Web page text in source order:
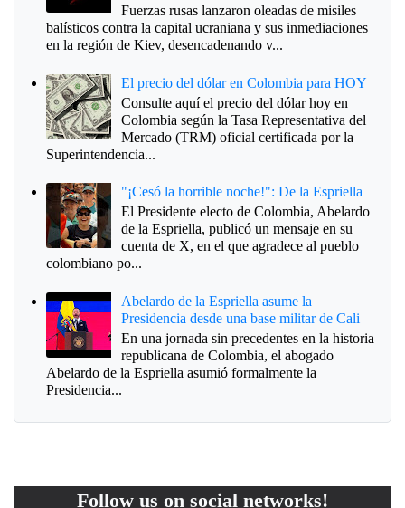
Fuerzas rusas lanzaron oleadas de misiles
balísticos contra la capital ucraniana y sus inmediaciones
en la región de Kiev, desencadenando v...
El precio del dólar en Colombia para HOY
Consulte aquí el precio del dólar hoy en
Colombia según la Tasa Representativa del
Mercado (TRM) oficial certificada por la
Superintendencia...
"¡Cesó la horrible noche!": De la Espriella
El Presidente electo de Colombia, Abelardo
de la Espriella, publicó un mensaje en su
cuenta de X, en el que agradece al pueblo
colombiano po...
Abelardo de la Espriella asume la
Presidencia desde una base militar de Cali
En una jornada sin precedentes en la historia
republicana de Colombia, el abogado
Abelardo de la Espriella asumió formalmente la
Presidencia...
Follow us on social networks!